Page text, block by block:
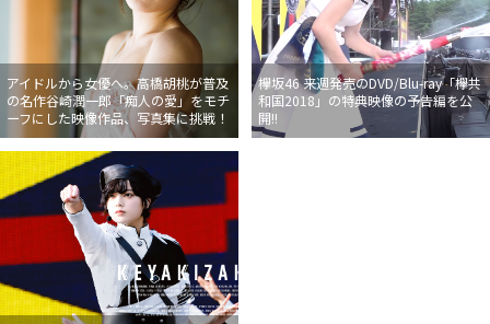
アイドルから女優へ。高橋胡桃が普及
の名作谷崎潤一郎「痴人の愛」をモチ
ーフにした映像作品、写真集に挑戦！
欅坂46 来週発売のDVD/Blu-ray「欅共
和国2018」の特典映像の予告編を公
開!!